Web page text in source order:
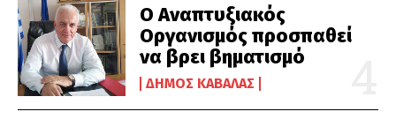
Ο Αναπτυξιακός
Οργανισμός προσπαθεί
να βρει βηματισμό
ΔΉΜΟΣ ΚΑΒΆΛΑΣ